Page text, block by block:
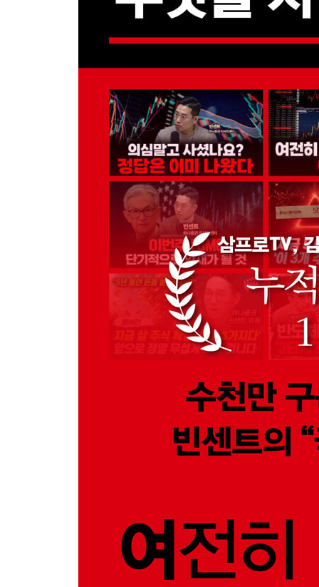
7장 생산성 패권: AI, 로봇, 그리고 미국의 제조업
리뷰_생산성 제고를 위한 기술: AI(반도체), 로봇,
8장 동맹의 패권: 무기는 신뢰, 공급망은 권력이다
전쟁은 끝나지 않았다, 방식만 바뀌었다 / K-방산:
확장되는 마지막 공간 / 돈은 동맹을 따라 흐른다
리뷰_국방력 강화를 위한 산업: 항공우주, 방산, 조
9장 신뢰의 패권: 돈은 ‘규칙’이다
달러는 어떻게 세계의 언어가 되었는가 / 패권
세미컨덕터달러로 / 스테이블코인, 달러의 디
거래하는 세계 / 사이버 보안: 신뢰를 지키는 마지
리뷰_기축통화 유지를 위한 산업: 디지털 화폐, 결
Vicent’s Short Report_차세대 안보자산: 종합상사
4부 여전히 주도주를 사라
10장 핵심은 종목이 아니라 판독법이다
판이 바뀌었다는 것을 먼저 알아야 한다 / 그럼에
11장 주도주 리포트1: 반도체
12장 주도주 리포트2: 방산, 우주, 조선
안보자산의 시대, 성채를 짓는 산업들 / 한화에
구조를 만든 기업 / HD현대중공업: 바다의 질서